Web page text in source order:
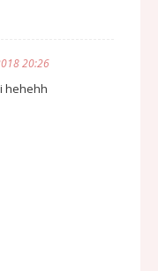
20:26
hehehh